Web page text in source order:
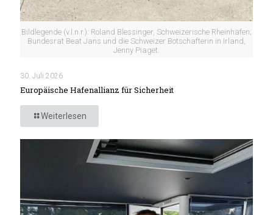
Bildlegende (v.l.n.r.): Roland Blessinger, Schweizerische Rheinhäfen;
Bundesrat Beat Jans und die Schweizer Botschafterin in Irland,
Jenny Piaget.
30. Juli 2026
Europäische Hafenallianz für Sicherheit
Weiterlesen